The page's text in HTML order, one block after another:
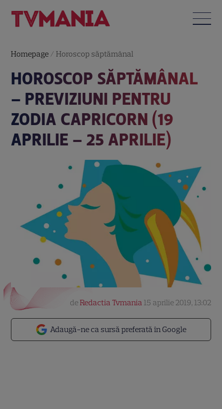
Homepage /Horoscop săptămânal
HOROSCOP SĂPTĂMÂNAL
– PREVIZIUNI PENTRU
ZODIA CAPRICORN (19
APRILIE – 25 APRILIE)
Adaugă-ne ca sursă preferată în Google
deRedactia Tvmania 15 aprilie 2019, 13:02